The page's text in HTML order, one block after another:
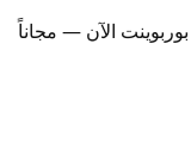
الآن — مجاناً